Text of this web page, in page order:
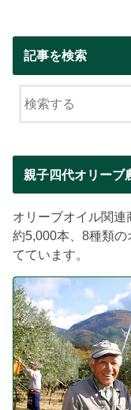
記事を検索
親子四代オリーブ
オリーブオイル関
約5,000本、8種類
てています。